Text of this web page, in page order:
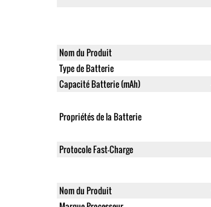
Nom du Produit
Type de Batterie
Capacité Batterie (mAh)
Propriétés de la Batterie
Protocole Fast-Charge
Nom du Produit